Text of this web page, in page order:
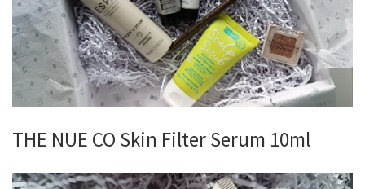
THE NUE CO Skin Filter Serum 10ml